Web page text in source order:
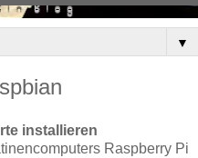
▼
installieren
Raspberry Pi